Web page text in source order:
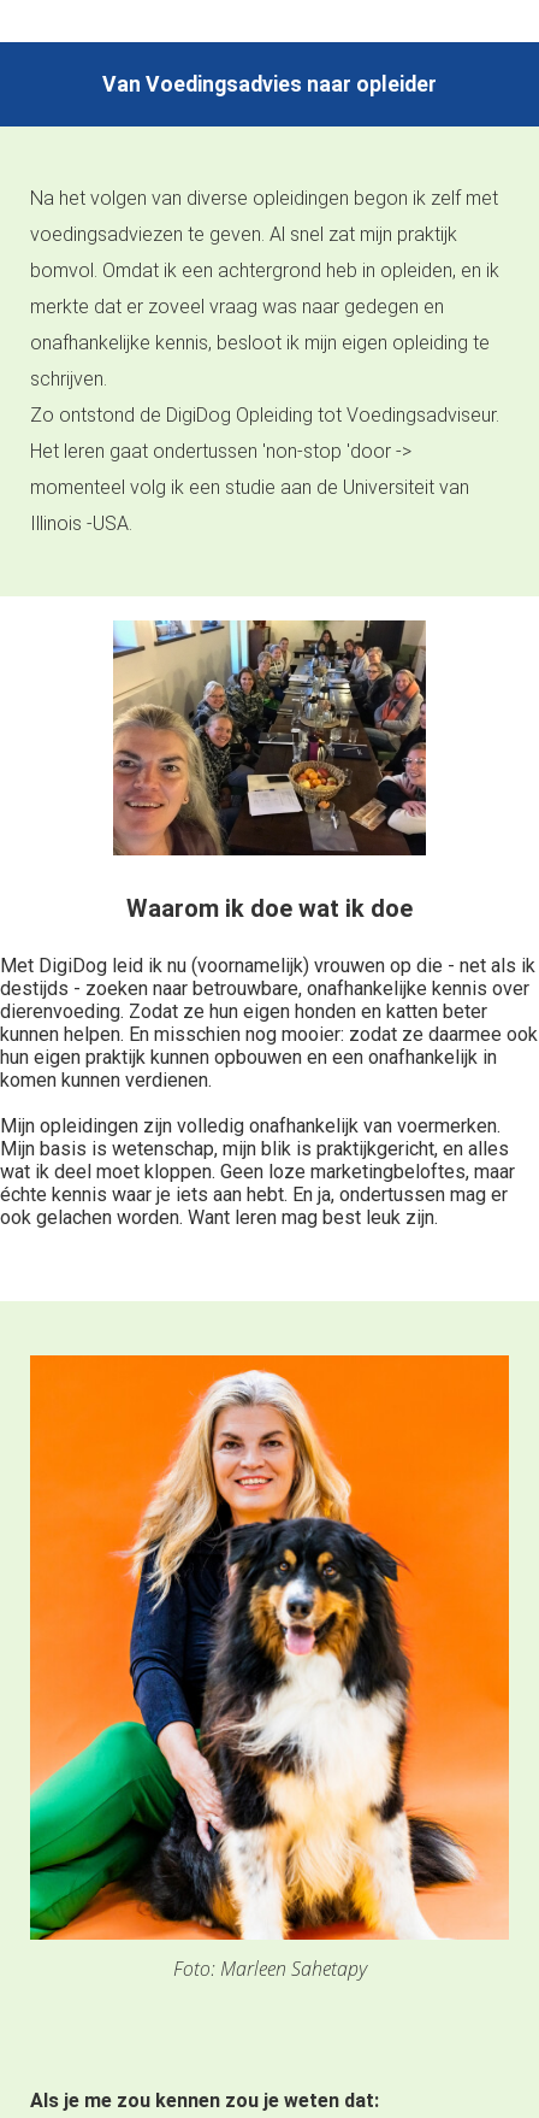
Van Voedingsadvies naar opleider
Na het volgen van diverse opleidingen begon ik zelf met
voedingsadviezen te geven. Al snel zat mijn praktijk
bomvol. Omdat ik een achtergrond heb in opleiden, en ik
merkte dat er zoveel vraag was naar gedegen en
onafhankelijke kennis, besloot ik mijn eigen opleiding te
schrijven.
Zo ontstond de DigiDog Opleiding tot Voedingsadviseur.
Het leren gaat ondertussen 'non-stop 'door ->
momenteel volg ik een studie aan de Universiteit van
Illinois -USA.
Waarom ik doe wat ik doe
Met DigiDog leid ik nu (voornamelijk) vrouwen op die - net als ik
destijds - zoeken naar betrouwbare, onafhankelijke kennis over
dierenvoeding. Zodat ze hun eigen honden en katten beter
kunnen helpen. En misschien nog mooier: zodat ze daarmee ook
hun eigen praktijk kunnen opbouwen en een onafhankelijk in
komen kunnen verdienen.
Mijn opleidingen zijn volledig onafhankelijk van voermerken.
Mijn basis is wetenschap, mijn blik is praktijkgericht, en alles
wat ik deel moet kloppen. Geen loze marketingbeloftes, maar
échte kennis waar je iets aan hebt. En ja, ondertussen mag er
ook gelachen worden. Want leren mag best leuk zijn.
Foto: Marleen Sahetapy
Als je me zou kennen zou je weten dat: